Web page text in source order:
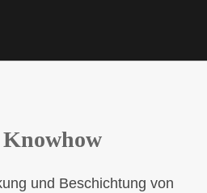
Knowhow
und Beschichtung von